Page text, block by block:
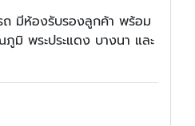
ถ มีห้องรับรองลูกค้า พร้อม
มิ พระประแดง บางนา และ